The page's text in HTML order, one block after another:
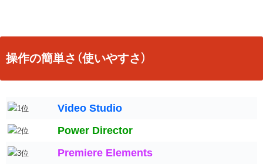
操作の簡単さ（使いやすさ）
Video Studio
Power Director
Premiere Elements